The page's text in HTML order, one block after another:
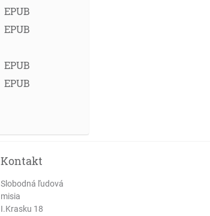
EPUB
EPUB
EPUB
EPUB
Kontakt
Slobodná ľudová
misia
I.Krasku 18